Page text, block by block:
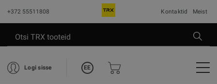
+372 55511808 Kontaktid Meist
Logi sisse EE